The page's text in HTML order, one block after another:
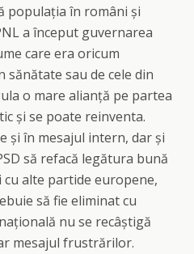
populația în români și
a început guvernarea
care era oricum
sau de cele din
o mare alianță pe partea
și se poate reinventa.
și în mesajul intern, dar și
să refacă legătura bună
cu alte partide europene,
să fie eliminat cu
nu se recâștigă
mesajul frustrărilor.